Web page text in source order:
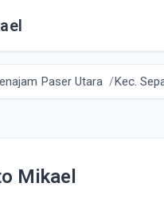
Paser Utara Kec.
Mikael